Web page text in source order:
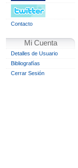
Contacto
Mi Cuenta
Detalles de Usuario
Bibliografías
Cerrar Sesión